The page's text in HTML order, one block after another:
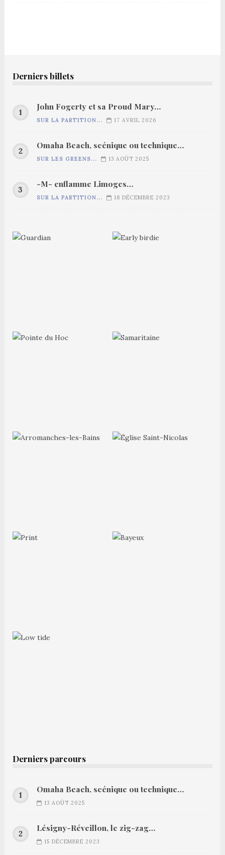
Derniers billets
John Fogerty et sa Proud Mary…
SUR LA PARTITION... 17 AVRIL 2026
Omaha Beach, scénique ou technique…
SUR LES GREENS... 13 AOÛT 2025
-M- enflamme Limoges…
SUR LA PARTITION... 18 DÉCEMBRE 2023
Derniers parcours
Omaha Beach, scénique ou technique…
13 AOÛT 2025
Lésigny-Réveillon, le zig-zag…
15 DÉCEMBRE 2023